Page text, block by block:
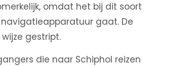
omdat het bij dit soort
gaat. De
gestript.
die naar Schiphol reizen